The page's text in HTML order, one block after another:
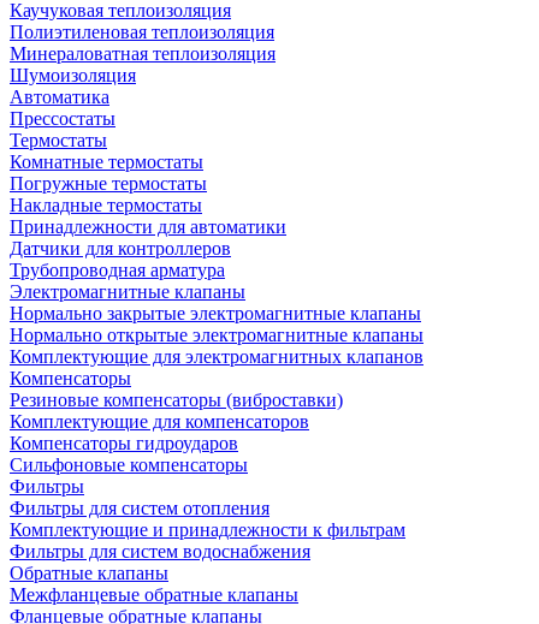
Каучуковая теплоизоляция
Полиэтиленовая теплоизоляция
Минераловатная теплоизоляция
Шумоизоляция
Автоматика
Прессостаты
Термостаты
Комнатные термостаты
Погружные термостаты
Накладные термостаты
Принадлежности для автоматики
Датчики для контроллеров
Трубопроводная арматура
Электромагнитные клапаны
Нормально закрытые электромагнитные клапаны
Нормально открытые электромагнитные клапаны
Комплектующие для электромагнитных клапанов
Компенсаторы
Резиновые компенсаторы (виброставки)
Комплектующие для компенсаторов
Компенсаторы гидроударов
Сильфоновые компенсаторы
Фильтры
Фильтры для систем отопления
Комплектующие и принадлежности к фильтрам
Фильтры для систем водоснабжения
Обратные клапаны
Межфланцевые обратные клапаны
Фланцевые обратные клапаны